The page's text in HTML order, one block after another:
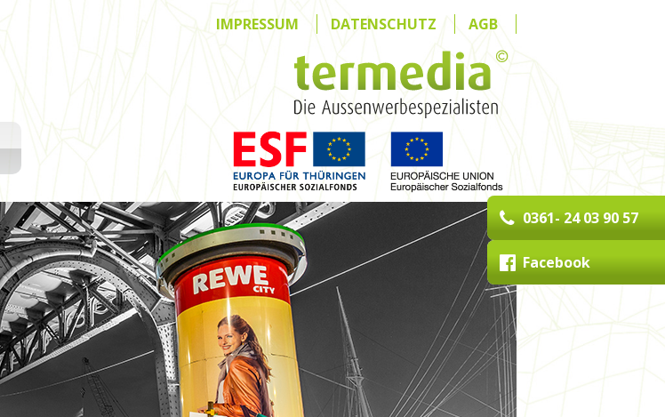
0361- 24 03 90 57
Facebook
IMPRESSUM DATENSCHUTZ AGB